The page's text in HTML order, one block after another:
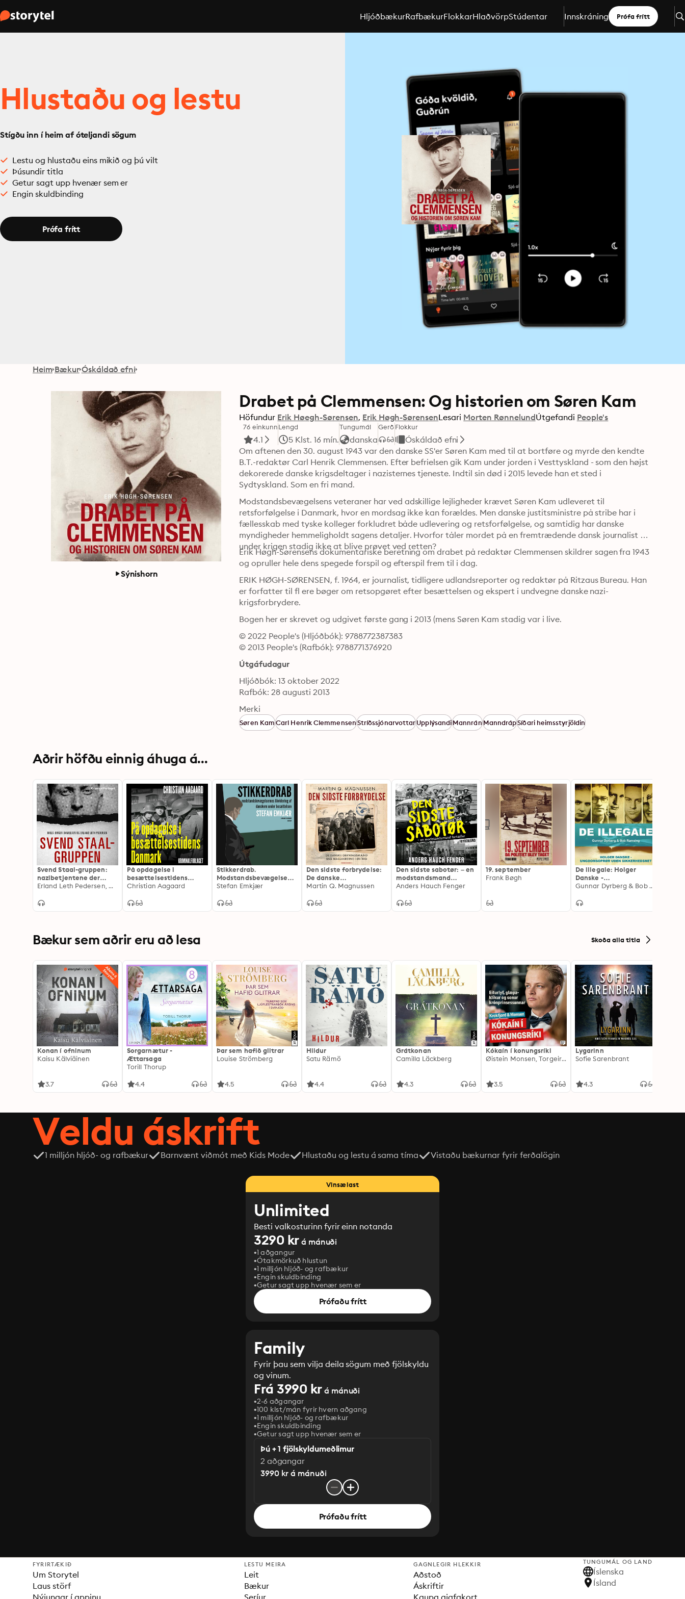
HljóðbækurRafbækurFlokkarHlaðvörpStúdentar Innskráning Prófa frítt
Hlustaðu og lestu
Stígðu inn í heim af óteljandi sögum
Lestu og hlustaðu eins mikið og þú vilt
Þúsundir titla
Getur sagt upp hvenær sem er
Engin skuldbinding
Prófa frítt
Heim Bækur Óskáldað efni
Sýnishorn
Drabet på Clemmensen: Og historien om Søren Kam
Höfundur Erik Høegh-Sørensen Erik Høgh-SørensenLesari Morten RønnelundÚtgefandi People's
76 einkunn
4.1
Lengd
5 Klst. 16 mín.
Tungumál
danska
GerðFlokkur
Óskáldað efni
Om aftenen den 30. august 1943 var den danske SS'er Søren Kam med til at bortføre og myrde den kendte
B.T.-redaktør Carl Henrik Clemmensen. Efter befrielsen gik Kam under jorden i Vesttyskland - som den højst
dekorerede danske krigsdeltager i nazisternes tjeneste. Indtil sin død i 2015 levede han et sted i
Modstandsbevægelsens veteraner har ved adskillige lejligheder krævet Søren Kam udleveret til
retsforfølgelse i Danmark, hvor en mordsag ikke kan forældes. Men danske justitsministre på stribe har i
fællesskab med tyske kolleger forkludret både udlevering og retsforfølgelse, og samtidig har danske
myndigheder hemmeligholdt sagens detaljer. Hvorfor tåler mordet på en fremtrædende dansk journalist
Erik Høgh-Sørensens dokumentariske beretning om drabet på redaktør Clemmensen skildrer sagen fra 1943
ERIK HØGH-SØRENSEN, f. 1964, er journalist, tidligere udlandsreporter og redaktør på Ritzaus Bureau. Han
er forfatter til fl ere bøger om retsopgøret efter besættelsen og ekspert i undvegne danske nazi-
Bogen her er skrevet og udgivet første gang i 2013 (mens Søren Kam stadig var i live.
© 2022 People's (Hljóðbók): 9788772387383
© 2013 People's (Rafbók): 9788771376920
Útgáfudagur
Hljóðbók: 13 oktober 2022
Rafbók: 28 augusti 2013
Merki
Søren KamCarl Henrik ClemmensenStríðssjónarvottarUpplýsandiMannránManndrápSíðari heimsstyrjöldin
Aðrir höfðu einnig áhuga á...
Svend Staal-gruppen:
nazibetjentene der
infiltrerede dansk politi
Erland Leth Pedersen, Niels-Birger Danielsen
På opdagelse i
besættelsestidens
Danmark
Christian Aagaard
Stikkerdrab.
Modstandsbevægelsens
likvidering af danskere
Stefan Emkjær
Den sidste forbrydelse:
De danske
gerningsmænd bag
Martin Q. Magnussen
Den sidste sabotør: – en
modstandsmand
fortæller
Anders Hauch Fenger
19. september
Frank Bøgh
De illegale: Holger
Danske -
ungdomsoprørere uden
Gunnar Dyrberg & Bob Ramsing
Bækur sem aðrir eru að lesa Skoða alla titla
Konan í ofninum
Kaisu Kälviäinen
3.7
Sorgarnætur -
Ættarsaga
Torill Thorup
4.4
Þar sem hafið glitrar
Louise Strömberg
4.5
Hildur
Satu Rämö
4.4
Grátkonan
Camilla Läckberg
4.3
Kókaín í konungsríki
Øistein Monsen, Torgeir Krokfjord
3.5
Lygarinn
Sofie Sarenbrant
4.3
Veldu áskrift
1 milljón hljóð- og rafbækur Barnvænt viðmót með Kids Mode Hlustaðu og lestu á sama tíma Vistaðu bækurnar fyrir ferðalögin
Vinsælast
Unlimited
Besti valkosturinn fyrir einn notanda
3290 kr á mánuði
1 aðgangur
Ótakmörkuð hlustun
1 milljón hljóð- og rafbækur
Engin skuldbinding
Getur sagt upp hvenær sem er
Prófaðu frítt
Family
Fyrir þau sem vilja deila sögum með fjölskyldu
og vinum.
Frá 3990 kr á mánuði
2-6 aðgangar
100 klst/mán fyrir hvern aðgang
1 milljón hljóð- og rafbækur
‎Engin skuldbinding
Getur sagt upp hvenær sem er
Þú + 1 fjölskyldumeðlimur
2 aðgangar
3990 kr á mánuði
Prófaðu frítt
FYRIRTÆKIÐ
Um Storytel
Laus störf
Nýjungar í appinu
LESTU MEIRA
Leit
Bækur
Seríur
GAGNLEGIR HLEKKIR
Aðstoð
Áskriftir
Kaupa gjafakort
TUNGUMÁL OG LAND
Íslenska
Ísland